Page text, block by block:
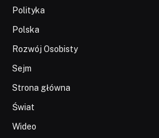
Polityka
Polska
Rozwój Osobisty
Sejm
Strona główna
Świat
Wideo